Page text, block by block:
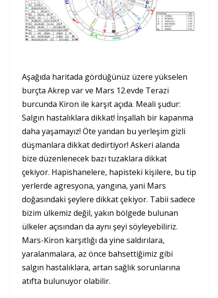
Aşağıda haritada gördüğünüz üzere yükselen
burçta Akrep var ve Mars 12.evde Terazi
burcunda Kiron ile karşıt açıda. Meali şudur:
Salgın hastalıklara dikkat! İnşallah bir kapanma
daha yaşamayız! Öte yandan bu yerleşim gizli
düşmanlara dikkat dedirtiyor! Askeri alanda
bize düzenlenecek bazı tuzaklara dikkat
çekiyor. Hapishanelere, hapisteki kişilere, bu tip
yerlerde agresyona, yangına, yani Mars
doğasındaki şeylere dikkat çekiyor. Tabii sadece
bizim ülkemiz değil, yakın bölgede bulunan
ülkeler açısından da aynı şeyi söyleyebiliriz.
Mars-Kiron karşıtlığı da yine saldırılara,
yaralanmalara, az önce bahsettiğimiz gibi
salgın hastalıklara, artan sağlık sorunlarına
atıfta bulunuyor olabilir.